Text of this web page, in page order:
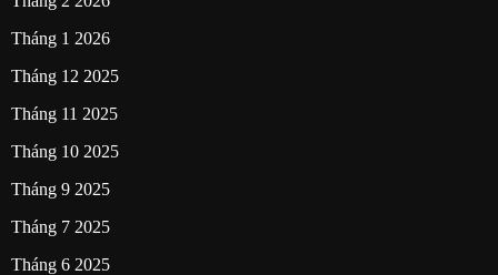
Tháng 1 2026
Tháng 12 2025
Tháng 11 2025
Tháng 10 2025
Tháng 9 2025
Tháng 7 2025
Tháng 6 2025